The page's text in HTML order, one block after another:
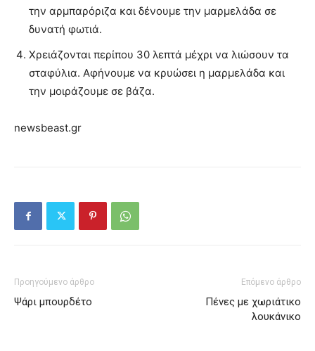
την αρμπαρόριζα και δένουμε την μαρμελάδα σε
δυνατή φωτιά.
Χρειάζονται περίπου 30 λεπτά μέχρι να λιώσουν τα
σταφύλια. Αφήνουμε να κρυώσει η μαρμελάδα και
την μοιράζουμε σε βάζα.
newsbeast.gr
Προηγούμενο άρθρο
Ψάρι μπουρδέτο
Επόμενο άρθρο
Πένες με χωριάτικο
λουκάνικο